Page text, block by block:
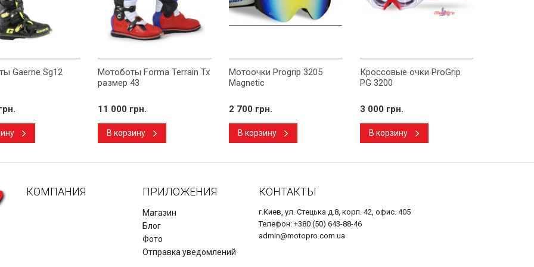
Gaerne Sg12
Мотоботы Forma Terrain Tx
размер 43
11 000 грн.
В корзину
Мотоочки Progrip 3205
Magnetic
2 700 грн.
В корзину
Кроссовые очки ProGrip
PG 3200
3 000 грн.
В корзину
КОМПАНИЯ ПРИЛОЖЕНИЯ
Магазин
Блог
Фото
Отправка уведомлений
КОНТАКТЫ
г.Киев, ул. Стецька д.8, корп. 42, офис. 405
Телефон: +380 (50) 643-88-46
admin@motopro.com.ua